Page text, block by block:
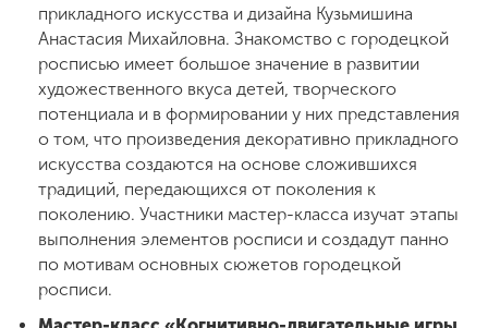
прикладного искусства и дизайна Кузьмишина
Анастасия Михайловна. Знакомство с городецкой
росписью имеет большое значение в развитии
художественного вкуса детей, творческого
потенциала и в формировании у них представления
о том, что произведения декоративно прикладного
искусства создаются на основе сложившихся
традиций, передающихся от поколения к
поколению. Участники мастер-класса изучат этапы
выполнения элементов росписи и создадут панно
по мотивам основных сюжетов городецкой
росписи.